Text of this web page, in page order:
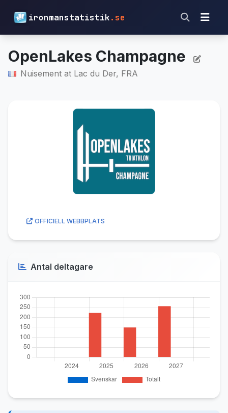
ironmanstatistik.se
OpenLakes Champagne
Nuisement at Lac du Der, FRA
OFFICIELL WEBBPLATS
Antal deltagare